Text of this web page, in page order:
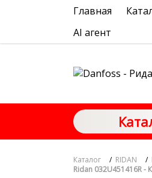
Главная
AI агент
Каталог / RIDAN /
Ridan 032U451416R -